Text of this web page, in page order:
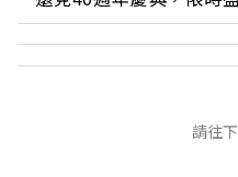
請往